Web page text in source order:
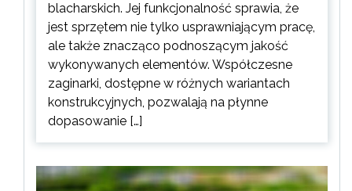
blacharskich. Jej funkcjonalność sprawia, że
jest sprzętem nie tylko usprawniającym pracę,
ale także znacząco podnoszącym jakość
wykonywanych elementów. Współczesne
zaginarki, dostępne w różnych wariantach
konstrukcyjnych, pozwalają na płynne
dopasowanie […]